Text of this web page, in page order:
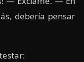
debería pensar